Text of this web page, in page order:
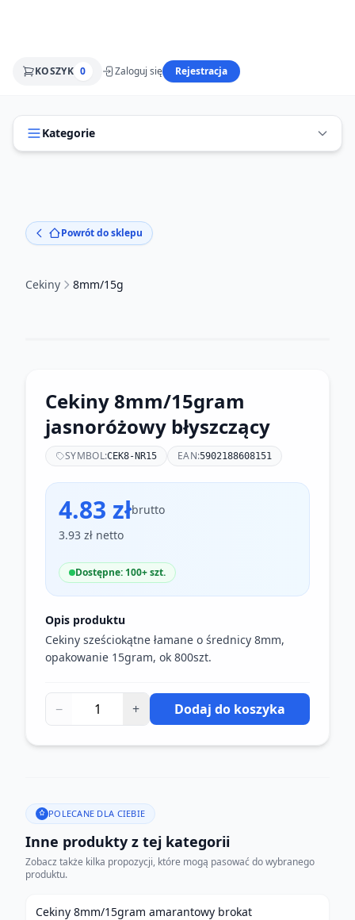
KOSZYK 0 Zaloguj się Rejestracja
Kategorie
Powrót do sklepu
Cekiny 8mm/15g
Cekiny 8mm/15gram
jasnoróżowy błyszczący
SYMBOL:CEK8-NR15 EAN:5902188608151
4.83 złbrutto
3.93 zł netto
Dostępne: 100+ szt.
Opis produktu
Cekiny sześciokątne łamane o średnicy 8mm,
opakowanie 15gram, ok 800szt.
− + Dodaj do koszyka
POLECANE DLA CIEBIE
Inne produkty z tej kategorii
Zobacz także kilka propozycji, które mogą pasować do wybranego
produktu.
Cekiny 8mm/15gram amarantowy brokat